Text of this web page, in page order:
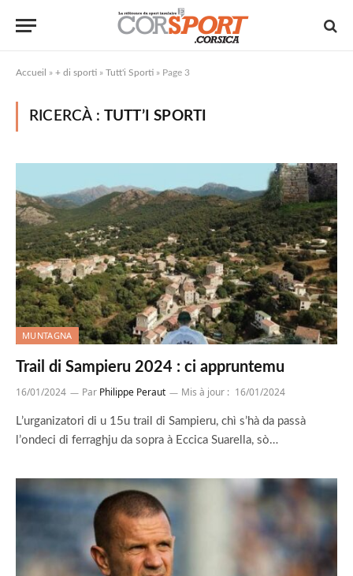
Accueil » + di sporti » Tutt'i Sporti » Page 3
RICERCÀ : TUTT’I SPORTI
MUNTAGNA
Trail di Sampieru 2024 : ci appruntemu
16/01/2024 Par Philippe Peraut Mis à jour : 16/01/2024
L’urganizatori di u 15u trail di Sampieru, chì s’hà da passà
l’ondeci di ferraghju da sopra à Eccica Suarella, sò…